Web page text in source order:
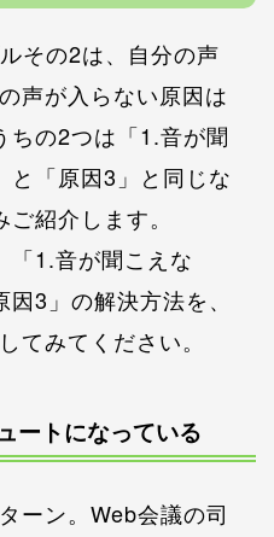
その2は、自分の声
声が入らない原因は
ちの2つは「1.音が聞
と「原因3」と同じな
紹介します。
「1.音が聞こえな
3」の解決方法を、
てみてください。
ートになっている
ーン。Web会議の司